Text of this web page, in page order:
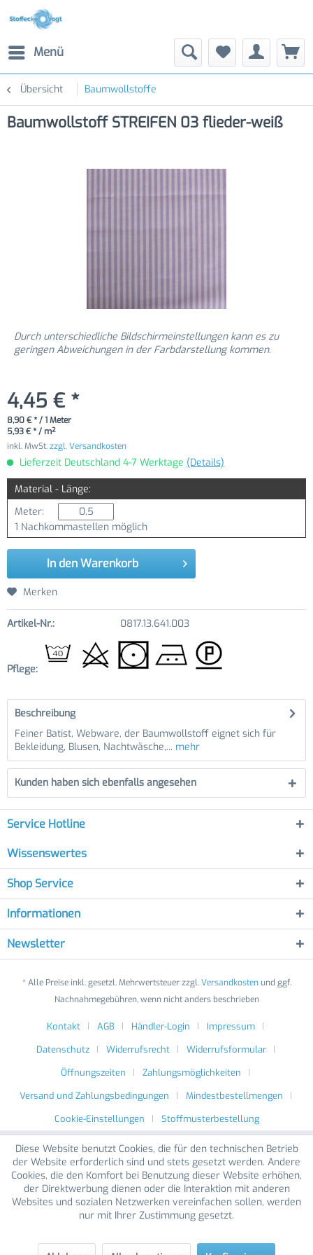
Menü
Übersicht Baumwollstoffe
Baumwollstoff STREIFEN 03 flieder-weiß
Durch unterschiedliche Bildschirmeinstellungen kann es zu
geringen Abweichungen in der Farbdarstellung kommen.
4,45 € *
8,90 € * / 1 Meter
5,93 € * / m²
inkl. MwSt.zzgl. Versandkosten
Lieferzeit Deutschland 4-7 Werktage (Details)
Material - Länge:
Meter:
1 Nachkommastellen möglich
In den Warenkorb
Merken
Artikel-Nr.: 0817.13.641.003
Pflege:
Beschreibung
Feiner Batist, Webware, der Baumwollstoff eignet sich für
Bekleidung, Blusen, Nachtwäsche,... mehr
Kunden haben sich ebenfalls angesehen
Service Hotline
Wissenswertes
Shop Service
Informationen
Newsletter
* Alle Preise inkl. gesetzl. Mehrwertsteuer zzgl.Versandkostenund ggf.
Nachnahmegebühren, wenn nicht anders beschrieben
Kontakt AGB Händler-Login
Impressum
Datenschutz
Widerrufsrecht
Widerrufsformular
Öffnungszeiten
Zahlungsmöglichkeiten
Versand und Zahlungsbedingungen
Mindestbestellmengen
Cookie-Einstellungen
Stoffmusterbestellung
Diese Website benutzt Cookies, die für den technischen Betrieb
der Website erforderlich sind und stets gesetzt werden. Andere
Cookies, die den Komfort bei Benutzung dieser Website erhöhen,
der Direktwerbung dienen oder die Interaktion mit anderen
Websites und sozialen Netzwerken vereinfachen sollen, werden
nur mit Ihrer Zustimmung gesetzt.